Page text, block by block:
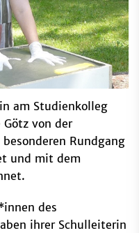
am Studienkolleg
von der
Rundgang
und mit dem
des
ihrer Schulleiterin